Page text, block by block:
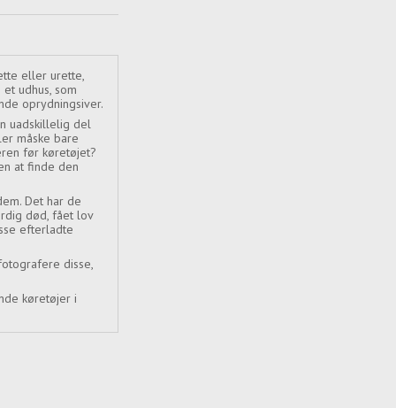
eller urette,
udhus, som
oprydningsiver.
uadskillelig del
måske bare
før køretøjet?
at finde den
Det har de
død, fået lov
efterladte
disse,
køretøjer i